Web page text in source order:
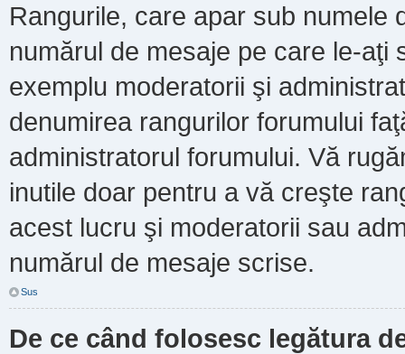
Rangurile, care apar sub numele
numărul de mesaje pe care le-aţi
exemplu moderatorii şi
denumirea rangurilor forumului
administratorul forumului. Vă
inutile doar pentru a vă creşte
acest lucru şi moderatorii sau
numărul de mesaje scrise.
Sus
De ce când folosesc legătura